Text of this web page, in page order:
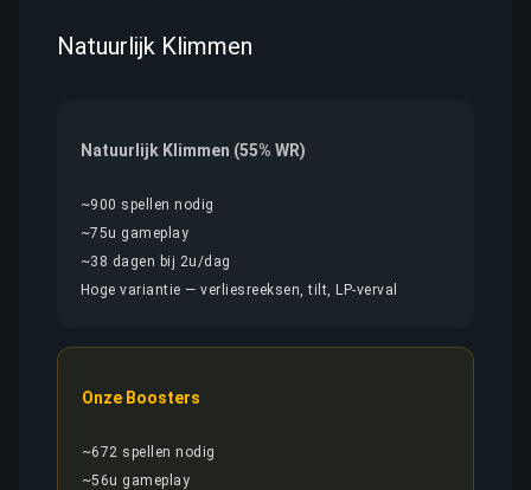
Natuurlijk Klimmen
Natuurlijk Klimmen (55% WR)
~900 spellen nodig
~75u gameplay
~38 dagen bij 2u/dag
Hoge variantie — verliesreeksen, tilt, LP-verval
Onze Boosters
~672 spellen nodig
~56u gameplay